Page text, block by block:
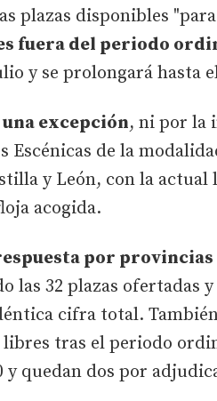
plazas disponibles
fuera del periodo
y se prolongará hasta
excepción, ni por la
Escénicas de la
y León, con la
acogida.
por provincias
las 32 plazas ofertadas
cifra total.
libres tras el periodo
y quedan dos por